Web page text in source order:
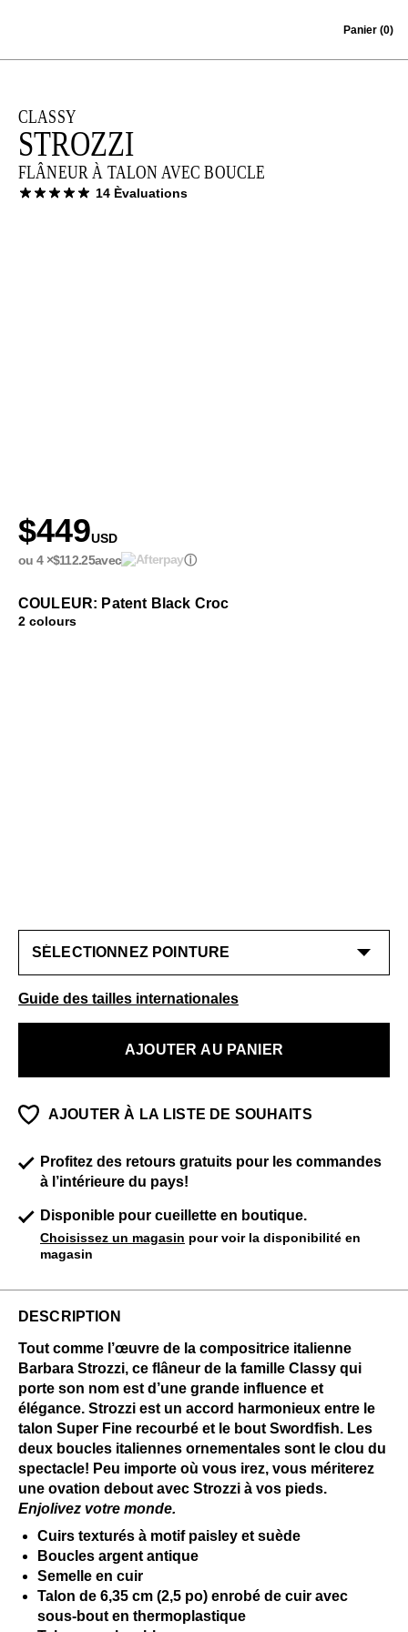
Panier (0)
CLASSY
STROZZI
FLÂNEUR À TALON AVEC BOUCLE
14 Èvaluations
$449USD
ou 4 ×$112.25avec ⓘ
COULEUR: Patent Black Croc
2 colours
Guide des tailles internationales
AJOUTER AU PANIER
AJOUTER À LA LISTE DE SOUHAITS
Profitez des retours gratuits pour les commandes
à l’intérieure du pays!
Disponible pour cueillette en boutique.
Choisissez un magasin pour voir la disponibilité en
magasin
DESCRIPTION
Tout comme l’œuvre de la compositrice italienne
Barbara Strozzi, ce flâneur de la famille Classy qui
porte son nom est d’une grande influence et
élégance. Strozzi est un accord harmonieux entre le
talon Super Fine recourbé et le bout Swordfish. Les
deux boucles italiennes ornementales sont le clou du
spectacle! Peu importe où vous irez, vous mériterez
une ovation debout avec Strozzi à vos pieds.
Enjolivez votre monde.
Cuirs texturés à motif paisley et suède
Boucles argent antique
Semelle en cuir
Talon de 6,35 cm (2,5 po) enrobé de cuir avec
sous-bout en thermoplastique